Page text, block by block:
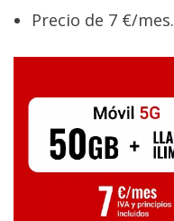
Precio de 7 €/mes.